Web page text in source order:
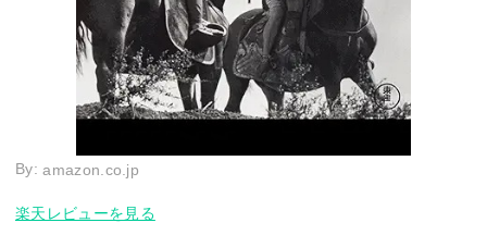
By:amazon.co.jp
楽天レビューを見る